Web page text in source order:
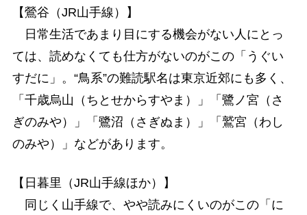
【鶯谷（JR山手線）】
日常生活であまり目にする機会がない人にとっ
ては、読めなくても仕方がないのがこの「うぐい
すだに」。“鳥系”の難読駅名は東京近郊にも多く、
「千歳烏山（ちとせからすやま）」「鷺ノ宮（さ
ぎのみや）」「鷺沼（さぎぬま）」「鷲宮（わし
のみや）」などがあります。
【日暮里（JR山手線ほか）】
同じく山手線で、やや読みにくいのがこの「に